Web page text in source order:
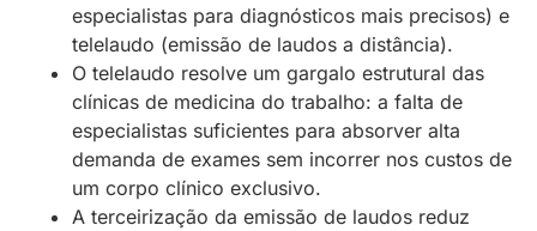
especialistas para diagnósticos mais precisos) e
telelaudo (emissão de laudos a distância).
O telelaudo resolve um gargalo estrutural das
clínicas de medicina do trabalho: a falta de
especialistas suficientes para absorver alta
demanda de exames sem incorrer nos custos de
um corpo clínico exclusivo.
A terceirização da emissão de laudos reduz